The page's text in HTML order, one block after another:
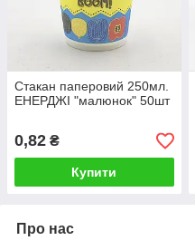
Стакан паперовий 250мл.
ЕНЕРДЖІ "малюнок" 50шт
0,82 ₴
Купити
Про нас